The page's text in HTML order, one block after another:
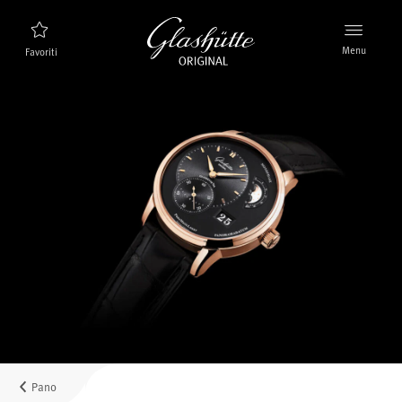
Favoriti Menu
Scoprire la collezione
Il marchio Glashütte Original
Per saperne di più sulla Manifattura
MyAccount
Pano